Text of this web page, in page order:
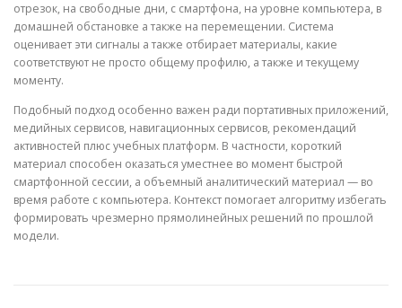
отрезок, на свободные дни, с смартфона, на уровне компьютера, в
домашней обстановке а также на перемещении. Система
оценивает эти сигналы а также отбирает материалы, какие
соответствуют не просто общему профилю, а также и текущему
моменту.
Подобный подход особенно важен ради портативных приложений,
медийных сервисов, навигационных сервисов, рекомендаций
активностей плюс учебных платформ. В частности, короткий
материал способен оказаться уместнее во момент быстрой
смартфонной сессии, а объемный аналитический материал — во
время работе с компьютера. Контекст помогает алгоритму избегать
формировать чрезмерно прямолинейных решений по прошлой
модели.